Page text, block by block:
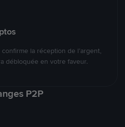
la réception de l’argent,
débloquée en votre faveur.
P2P